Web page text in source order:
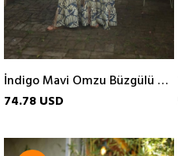
İndigo Mavi Omzu Büzgülü Otantik İpek Elbise
74.78 USD